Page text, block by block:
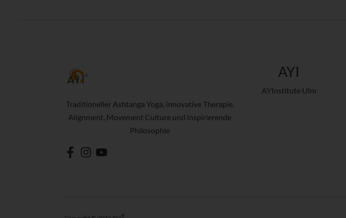
Traditioneller Ashtanga Yoga, innovative Therapie,
Alignment, Movement Culture und inspirierende
Philosophie
AYI
AYInstitute Ulm
®